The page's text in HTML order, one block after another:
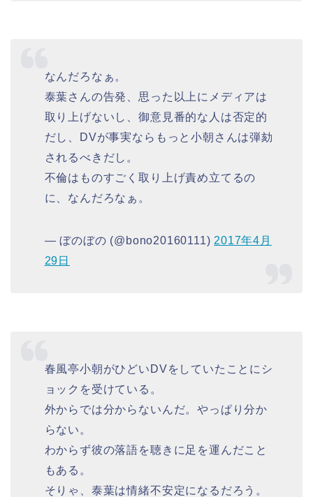
なんだろなぁ。
泰葉さんの告発、思った以上にメディアは
取り上げないし、御意見番的な人は否定的
だし、DVが事実ならもっと小朝さんは弾劾
されるべきだし。
不倫はものすごく取り上げ責め立てるの
に、なんだろなぁ。
— ぼのぼの (@bono20160111) 2017年4月
29日
春風亭小朝がひどいDVをしていたことにシ
ョックを受けている。
外からでは分からないんだ。やっぱり分か
らない。
わからず彼の落語を聴きに足を運んだこと
もある。
そりゃ、泰葉は情緒不安定になるだろう。